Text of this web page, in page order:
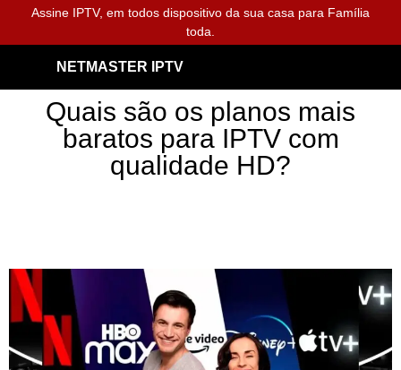
Assine IPTV, em todos dispositivo da sua casa para Família
toda.
NETMASTER IPTV
Quais são os planos mais
baratos para IPTV com
qualidade HD?